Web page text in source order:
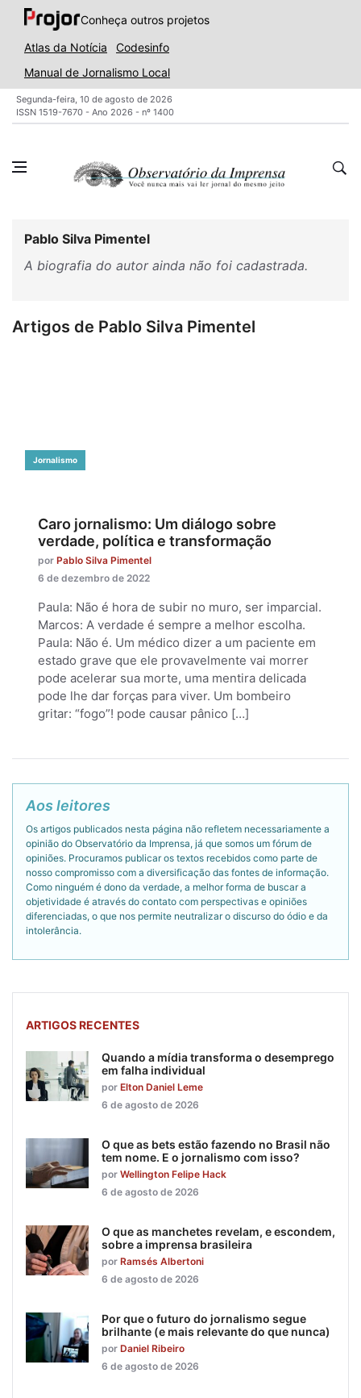
Conheça outros projetos
Atlas da Notícia
Codesinfo
Manual de Jornalismo Local
Segunda-feira, 10 de agosto de 2026
ISSN 1519-7670 - Ano 2026 - nº 1400
Pablo Silva Pimentel
A biografia do autor ainda não foi cadastrada.
Artigos de Pablo Silva Pimentel
Jornalismo
Caro jornalismo: Um diálogo sobre
verdade, política e transformação
por Pablo Silva Pimentel
6 de dezembro de 2022
Paula: Não é hora de subir no muro, ser imparcial.
Marcos: A verdade é sempre a melhor escolha.
Paula: Não é. Um médico dizer a um paciente em
estado grave que ele provavelmente vai morrer
pode acelerar sua morte, uma mentira delicada
pode lhe dar forças para viver. Um bombeiro
gritar: “fogo”! pode causar pânico […]
Aos leitores
Os artigos publicados nesta página não refletem necessariamente a
opinião do Observatório da Imprensa, já que somos um fórum de
opiniões. Procuramos publicar os textos recebidos como parte de
nosso compromisso com a diversificação das fontes de informação.
Como ninguém é dono da verdade, a melhor forma de buscar a
objetividade é através do contato com perspectivas e opiniões
diferenciadas, o que nos permite neutralizar o discurso do ódio e da
intolerância.
ARTIGOS RECENTES
Quando a mídia transforma o desemprego
em falha individual
por Elton Daniel Leme
6 de agosto de 2026
O que as bets estão fazendo no Brasil não
tem nome. E o jornalismo com isso?
por Wellington Felipe Hack
6 de agosto de 2026
O que as manchetes revelam, e escondem,
sobre a imprensa brasileira
por Ramsés Albertoni
6 de agosto de 2026
Por que o futuro do jornalismo segue
brilhante (e mais relevante do que nunca)
por Daniel Ribeiro
6 de agosto de 2026